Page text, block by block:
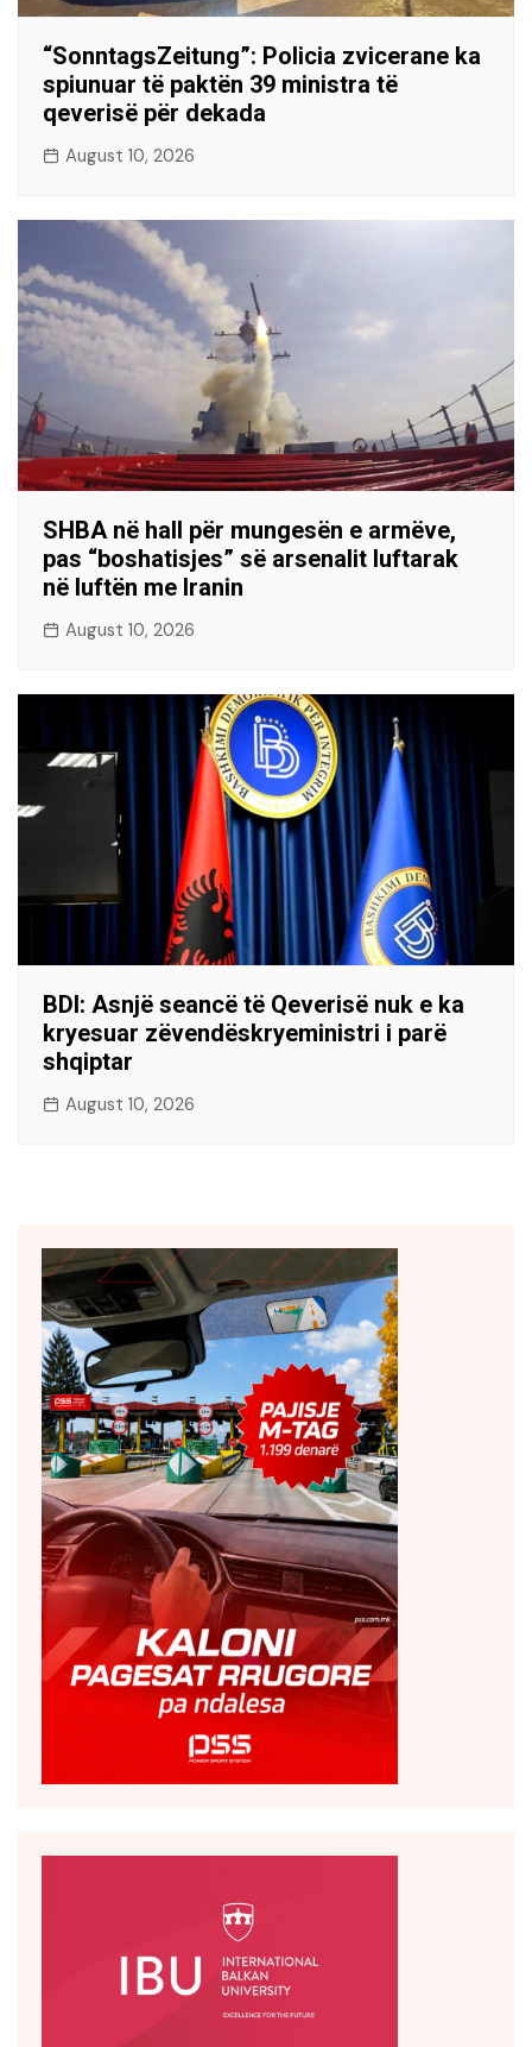
“SonntagsZeitung”: Policia zvicerane ka
spiunuar të paktën 39 ministra të
qeverisë për dekada
August 10, 2026
SHBA në hall për mungesën e armëve,
pas “boshatisjes” së arsenalit luftarak
në luftën me Iranin
August 10, 2026
BDI: Asnjë seancë të Qeverisë nuk e ka
kryesuar zëvendëskryeministri i parë
shqiptar
August 10, 2026